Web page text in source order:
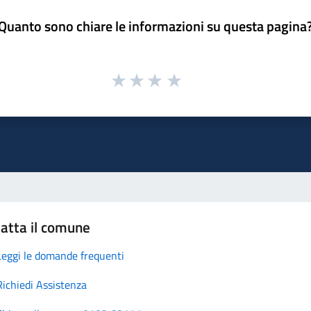
sono chiare le informazioni su questa
il comune
le domande frequenti
Assistenza